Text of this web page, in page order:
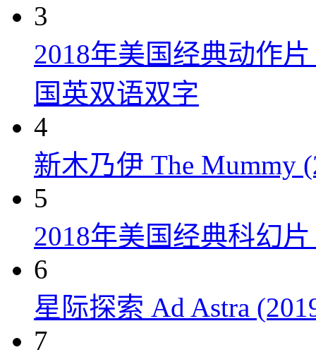
3
2018年美国经典动作
国英双语双字
4
新木乃伊 The Mummy
5
2018年美国经典科幻
6
星际探索 Ad Astra
7